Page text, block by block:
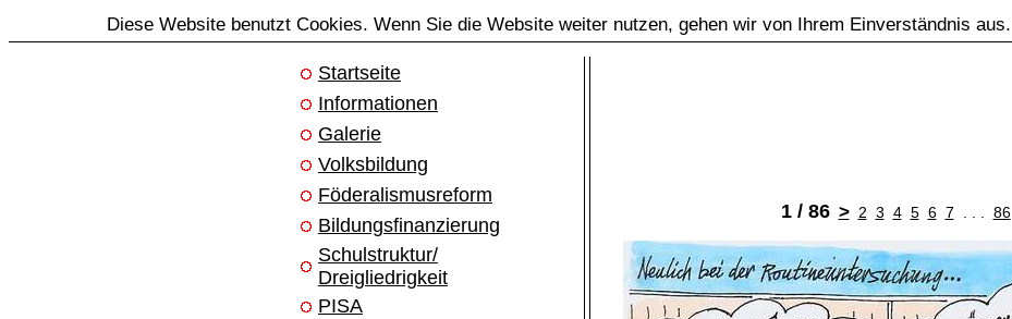
Diese Website benutzt Cookies. Wenn Sie die Website weiter nutzen, gehen wir von Ihrem Einverständnis aus.
Startseite
Informationen
Galerie
Volksbildung
Föderalismusreform
Bildungsfinanzierung
Schulstruktur/
Dreigliedrigkeit
PISA
1 / 86 > 2 3 4 5 6 7 86